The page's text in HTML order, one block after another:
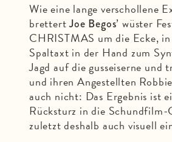
Wie eine lange verschollene
brettertJoe Begos’ wüster
CHRISTMAS um die Ecke,
Spaltaxt in der Hand zum
Jagd auf die gusseiserne
und ihren Angestellten
auch nicht: Das Ergebnis ist
Rücksturz in die
zuletzt deshalb auch visuell